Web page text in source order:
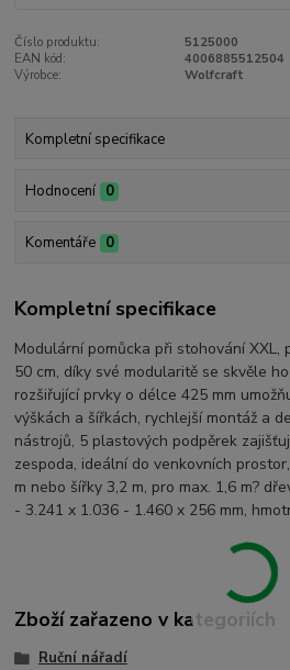
Číslo produktu:
5125000
EAN kód:
4006885512504
Výrobce:
Wolfcraft
Kompletní specifikace
Hodnocení 0
Komentáře 0
Kompletní specifikace
Modulární pomůcka při stohování
50 cm, díky své modularitě se skvěle
rozšiřující prvky o délce 425 mm
výškách a šířkách, rychlejší montáž a
nástrojů, 5 plastových podpěrek
zespoda, ideální do venkovních
m nebo šířky 3,2 m, pro max. 1,6 m?
- 3.241 x 1.036 - 1.460 x 256 mm,
Zboží zařazeno v kategoriích
Ruční nářadí